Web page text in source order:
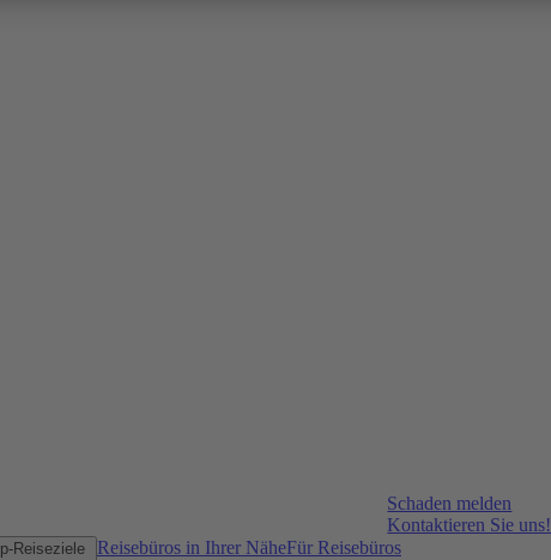
Schaden melden
Kontaktieren Sie uns!
Reisebüros in Ihrer NäheFür Reisebüros